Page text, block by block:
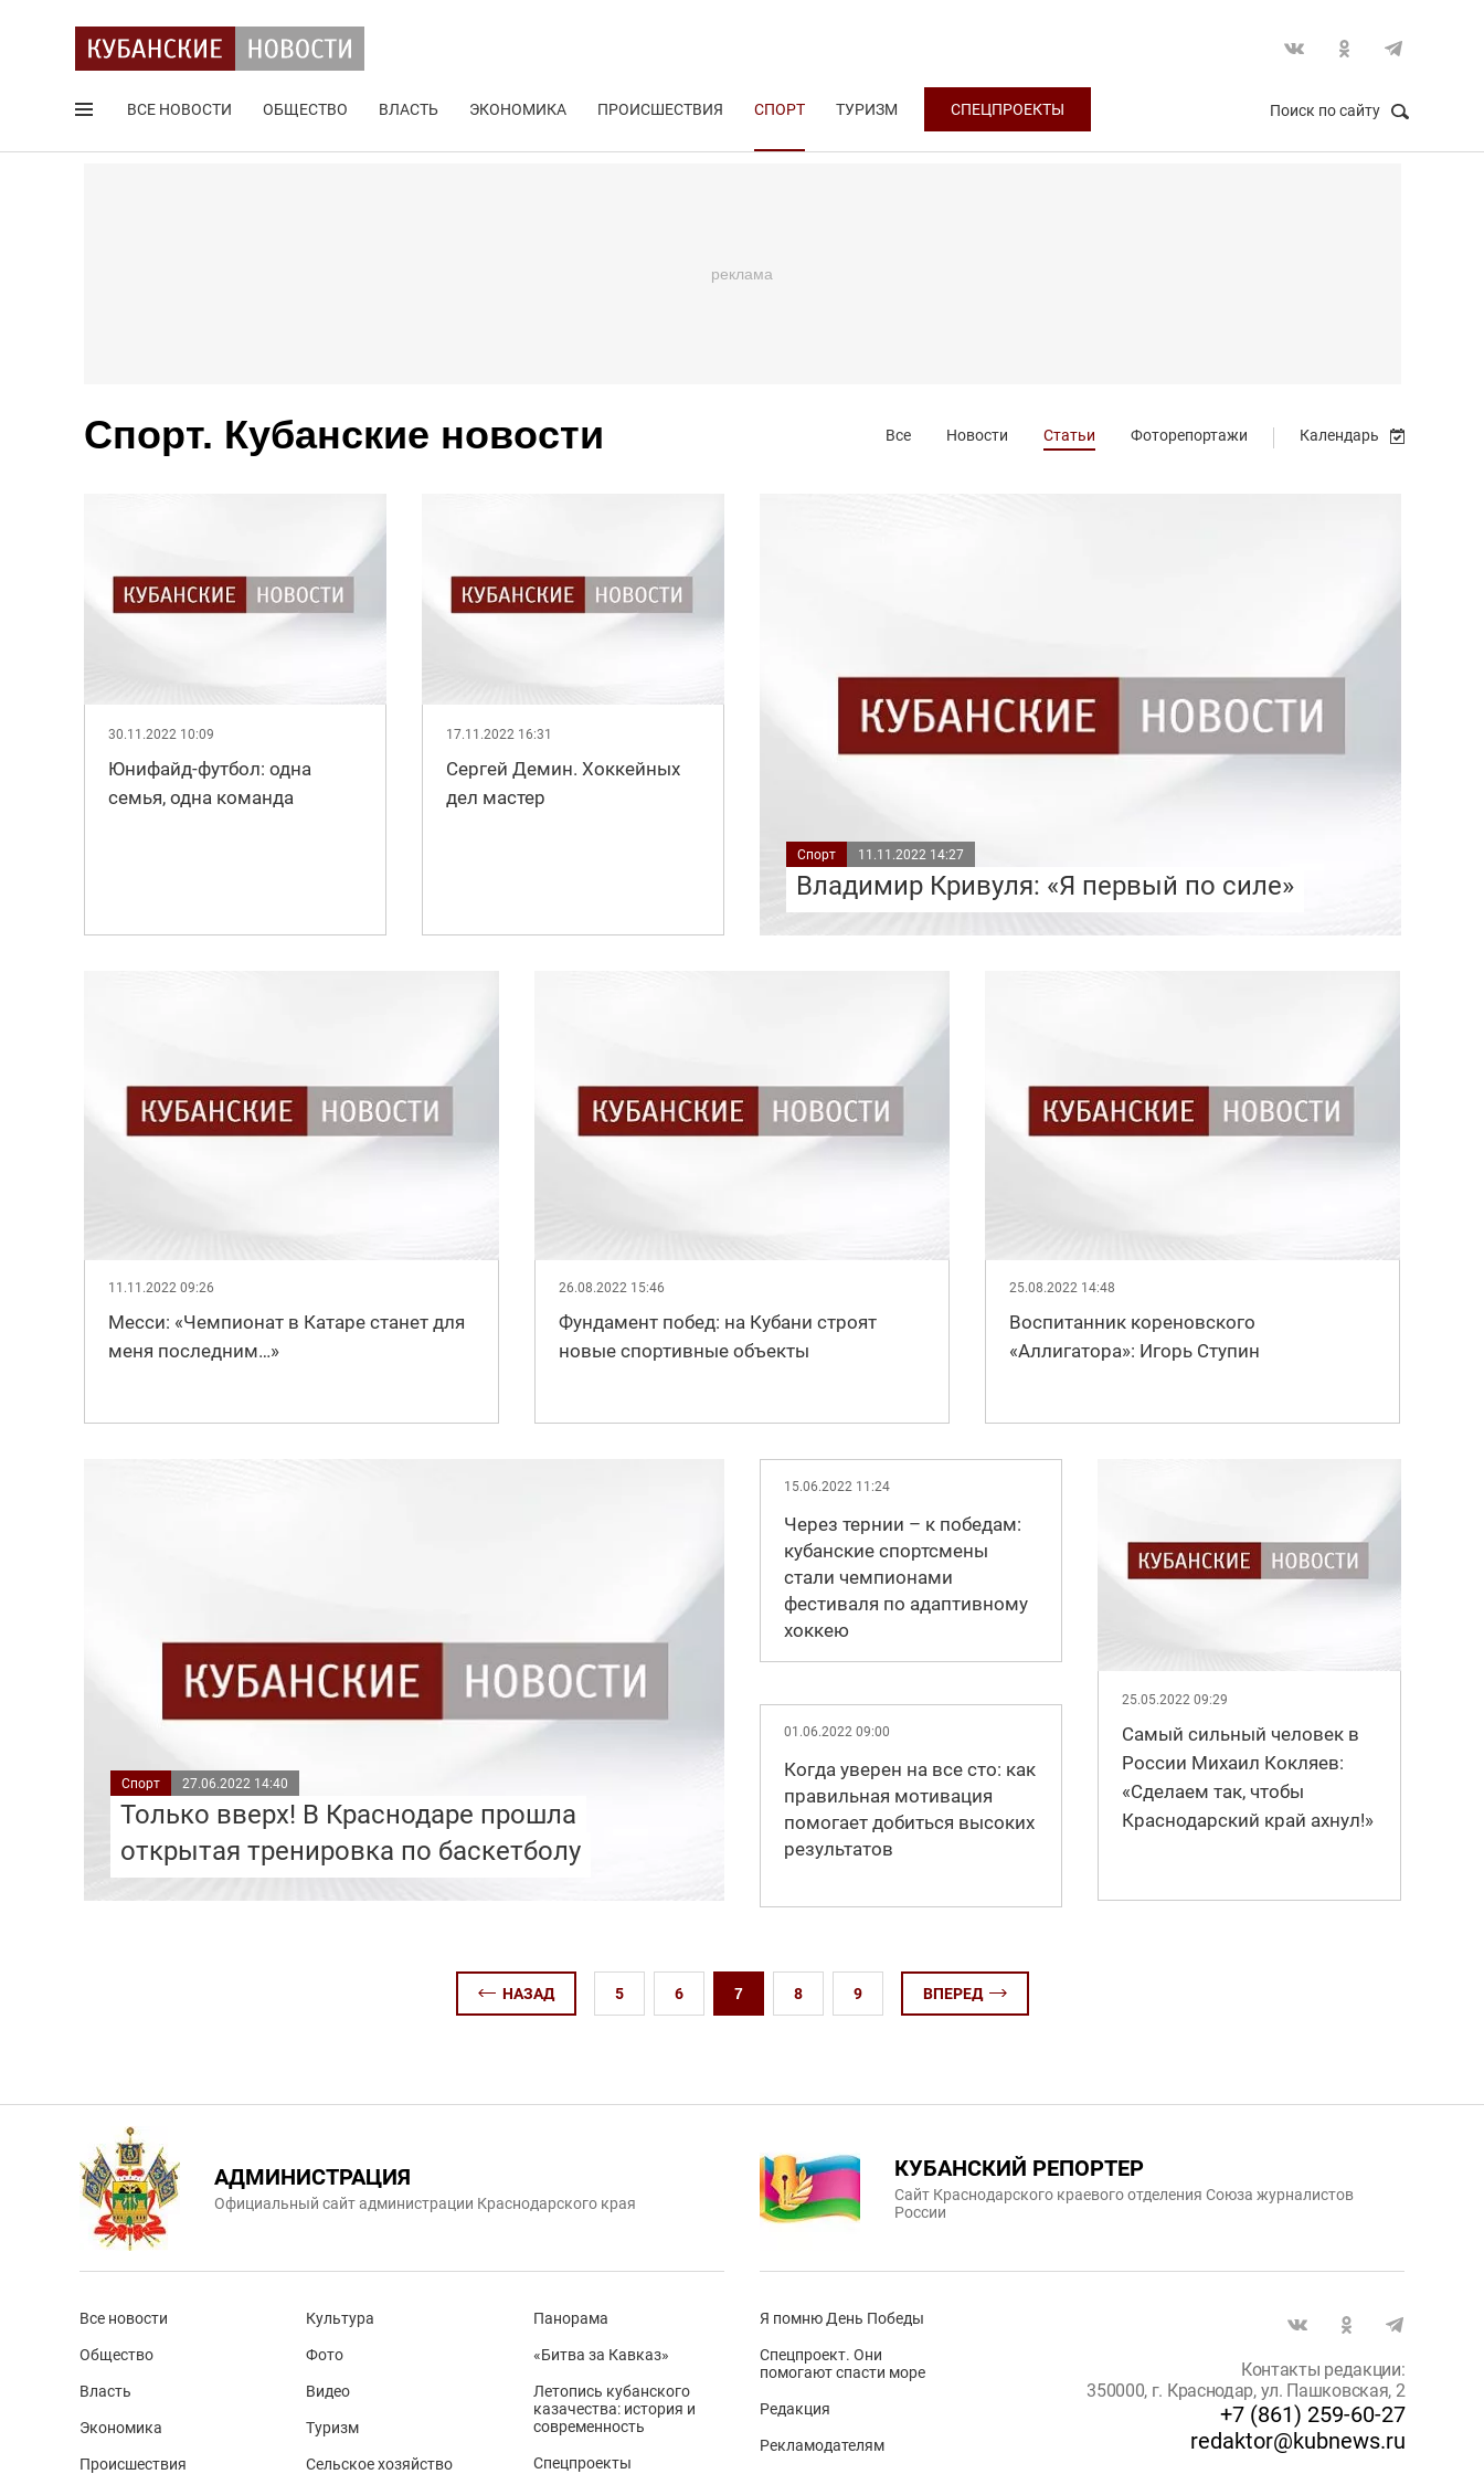
ВСЕ НОВОСТИ ОБЩЕСТВО ВЛАСТЬ ЭКОНОМИКА ПРОИСШЕСТВИЯ СПОРТ ТУРИЗМ СПЕЦПРОЕКТЫ Поиск по сайту
Спорт. Кубанские новости Все Новости Статьи Фоторепортажи Календарь
30.11.2022 10:09
Юнифайд-футбол: одна
семья, одна команда
17.11.2022 16:31
Сергей Демин. Хоккейных
дел мастер
Спорт 11.11.2022 14:27
Владимир Кривуля: «Я первый по силе»
11.11.2022 09:26
Месси: «Чемпионат в Катаре станет для
меня последним…»
26.08.2022 15:46
Фундамент побед: на Кубани строят
новые спортивные объекты
25.08.2022 14:48
Воспитанник кореновского
«Аллигатора»: Игорь Ступин
Спорт 27.06.2022 14:40
Только вверх! В Краснодаре прошла
открытая тренировка по баскетболу
15.06.2022 11:24
Через тернии – к победам:
кубанские спортсмены
стали чемпионами
фестиваля по адаптивному
хоккею
01.06.2022 09:00
Когда уверен на все сто: как
правильная мотивация
помогает добиться высоких
результатов
25.05.2022 09:29
Самый сильный человек в
России Михаил Кокляев:
«Сделаем так, чтобы
Краснодарский край ахнул!»
НАЗАД 5 6 7 8 9 ВПЕРЕД
АДМИНИСТРАЦИЯ
Официальный сайт администрации Краснодарского края
КУБАНСКИЙ РЕПОРТЕР
Сайт Краснодарского краевого отделения Союза журналистов
России
Все новости
Общество
Власть
Экономика
Происшествия
Культура
Фото
Видео
Туризм
Сельское хозяйство
Панорама
«Битва за Кавказ»
Летопись кубанского
казачества: история и
современность
Спецпроекты
Я помню День Победы
Спецпроект. Они
помогают спасти море
Редакция
Рекламодателям
Контакты редакции:
350000, г. Краснодар, ул. Пашковская, 2
+7 (861) 259-60-27
redaktor@kubnews.ru